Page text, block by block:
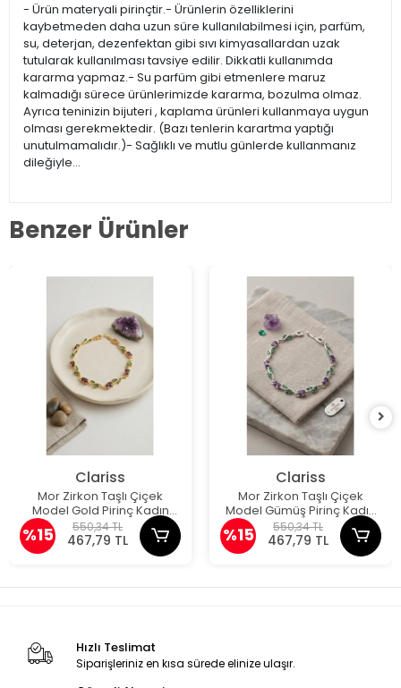
- Ürün materyali pirinçtir.- Ürünlerin özelliklerini
kaybetmeden daha uzun süre kullanılabilmesi için, parfüm,
su, deterjan, dezenfektan gibi sıvı kimyasallardan uzak
tutularak kullanılması tavsiye edilir. Dikkatli kullanımda
kararma yapmaz.- Su parfüm gibi etmenlere maruz
kalmadığı sürece ürünlerimizde kararma, bozulma olmaz.
Ayrıca teninizin bijuteri , kaplama ürünleri kullanmaya uygun
olması gerekmektedir. (Bazı tenlerin karartma yaptığı
unutulmamalıdır.)- Sağlıklı ve mutlu günlerde kullanmanız
dileğiyle…
Benzer Ürünler
Clariss
Mor Zirkon Taşlı Çiçek
Model Gold Pirinç Kadın
Bileklik
%15 550,34 TL
467,79 TL
Clariss
Mor Zirkon Taşlı Çiçek
Model Gümüş Pirinç Kadın
Bileklik
%15 550,34 TL
467,79 TL
Hızlı Teslimat
Siparişleriniz en kısa sürede elinize ulaşır.